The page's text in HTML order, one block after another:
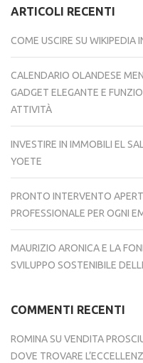
ARTICOLI RECENTI
COME USCIRE SU WIKIPEDIA
CALENDARIO OLANDESE
GADGET ELEGANTE E
ATTIVITÀ
INVESTIRE IN IMMOBILI EL
YOETE
PRONTO INTERVENTO
PROFESSIONALE PER OGNI
MAURIZIO ARONICA E LA
SVILUPPO SOSTENIBILE
COMMENTI RECENTI
ROMINA SU VENDITA
DOVE TROVARE